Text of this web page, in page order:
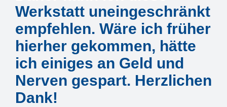
Werkstatt uneingeschränkt
empfehlen. Wäre ich früher
hierher gekommen, hätte
ich einiges an Geld und
Nerven gespart. Herzlichen
Dank!